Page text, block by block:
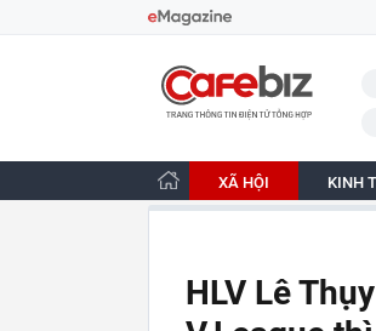
CafeBiz - Trang chủ
XÃ HỘI KINH
HLV Lê